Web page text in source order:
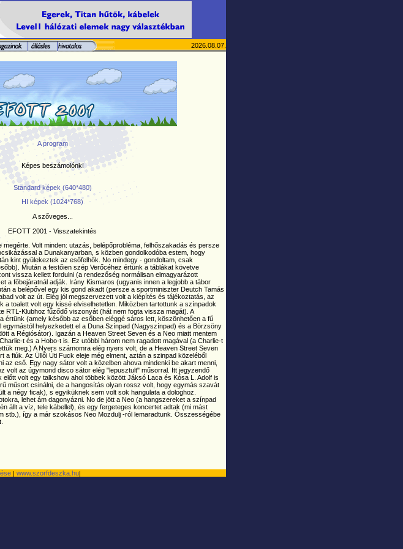
2026.08.07.
A program
Képes beszámolónk!
Standard képek (640*480)
HI képek (1024*768)
A szőveges...
EFOTT 2001 - Visszatekintés
Volt minden: utazás, belépőprobléma, felhőszakadás és persze
a Dunakanyarban, s közben gondolkodóba estem, hogy
kint gyülekeztek az esőfelhők. No mindegy - gondoltam, csak
Miután a festőien szép Verőcéhez értünk a táblákat követve
vissza kellett fordulni (a rendezőség normálisan elmagyarázott
a főbejáratnál adják. Irány Kismaros (ugyanis innen a legjobb a tábor
a belépővel egy kis gond akadt (persze a sportminiszter Deutch Tamás
volt az út. Elég jól megszervezett volt a kiépítés és tájékoztatás, az
a toalett volt egy kissé elviselhetetlen. Miközben tartottunk a színpadok
RTL-Klubhoz fűződő viszonyát (hát nem fogta vissza magát). A
értünk (amely később az esőben eléggé sáros lett, köszönhetően a fű
helyezkedett el a Duna Színpad (Nagyszínpad) és a Börzsöny
a Régiósátor). Igazán a Heaven Street Seven és a Neo miatt mentem
t és a Hobo-t is. Ez utóbbi három nem ragadott magával (a Charlie-t
meg.) A Nyers számomra elég nyers volt, de a Heaven Street Seven
a fiúk. Az Üllői Úti Fuck eleje még elment, aztán a szinpad közeléből
az eső. Egy nagy sátor volt a közelben ahova mindenki be akart menni,
volt az úgymond disco sátor elég "lepusztult" műsorral. Itt jegyzendő
volt egy talkshow ahol többek között Jáksó Laca és Kósa L. Adolf is
műsort csinálni, de a hangosítás olyan rossz volt, hogy egymás szavát
a négy ficak), s egyiküknek sem volt sok hangulata a dologhoz.
lehet ám dagonyázni. No de jött a Neo (a hangszereket a színpad
állt a víz, tele kábellel), és egy fergeteges koncertet adtak (mi mást
stb.), így a már szokásos Neo Mozdulj -ról lemaradtunk. Összességébe
| www.szorfdeszka.hu|